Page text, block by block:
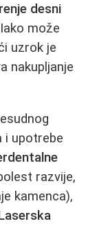
desni
može
uzrok je
nakupljanje
i upotrebe
razvije,
kamenca),